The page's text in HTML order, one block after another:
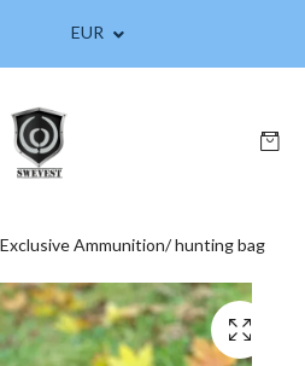
EUR
Exclusive Ammunition/ hunting bag